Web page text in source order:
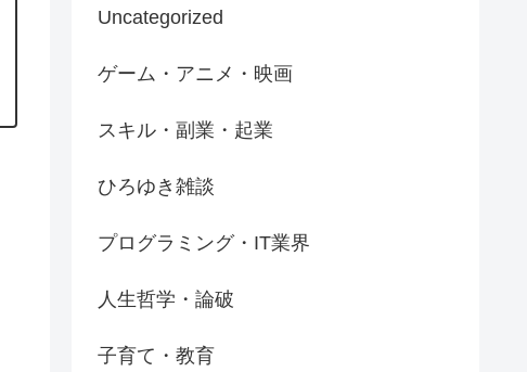
Uncategorized
ゲーム・アニメ・映画
スキル・副業・起業
ひろゆき雑談
プログラミング・IT業界
人生哲学・論破
子育て・教育